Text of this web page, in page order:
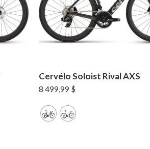
Cervélo Soloist Rival AXS
8 499,99 $